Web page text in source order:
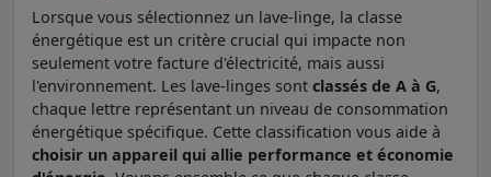
Lorsque vous sélectionnez un lave-linge, la classe
énergétique est un critère crucial qui impacte non
seulement votre facture d'électricité, mais aussi
l'environnement. Les lave-linges sont classés de A à G,
chaque lettre représentant un niveau de consommation
énergétique spécifique. Cette classification vous aide à
choisir un appareil qui allie performance et économie